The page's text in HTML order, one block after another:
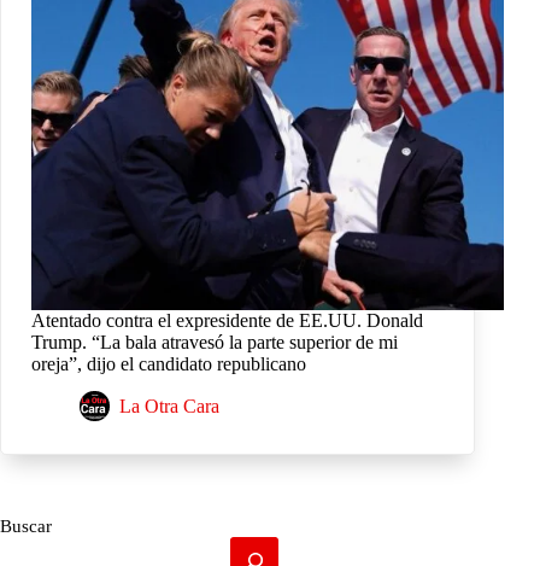
Atentado contra el expresidente de EE.UU. Donald
Trump. “La bala atravesó la parte superior de mi
oreja”, dijo el candidato republicano
La Otra Cara
Buscar